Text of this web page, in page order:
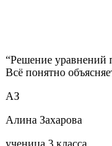
“Решение уравнений
Всё понятно
АЗ
Алина Захарова